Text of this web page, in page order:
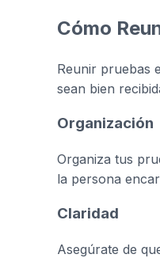
Cómo
Reunir pruebas
sean bien
Organización
Organiza tus
la persona
Claridad
Asegúrate de